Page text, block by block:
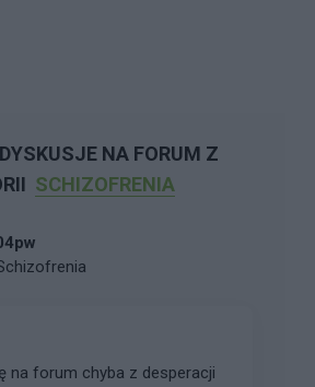
NA FORUM Z
SCHIZOFRENIA
na forum chyba z desperacji